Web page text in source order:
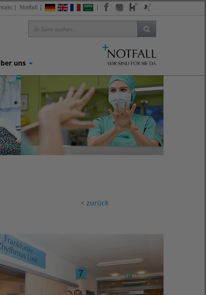
|
| Notfall |
uns
< zurück